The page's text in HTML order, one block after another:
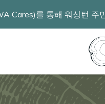
Cares)를 통해 워싱턴 주